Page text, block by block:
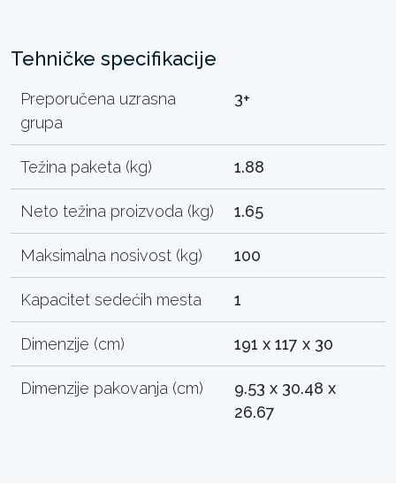
Tehničke specifikacije
Preporučena uzrasna
grupa
3+
Težina paketa (kg) 1.88
Neto težina proizvoda (kg) 1.65
Maksimalna nosivost (kg) 100
Kapacitet sedećih mesta 1
Dimenzije (cm) 191 x 117 x 30
Dimenzije pakovanja (cm)
9.53 x 30.48 x
26.67